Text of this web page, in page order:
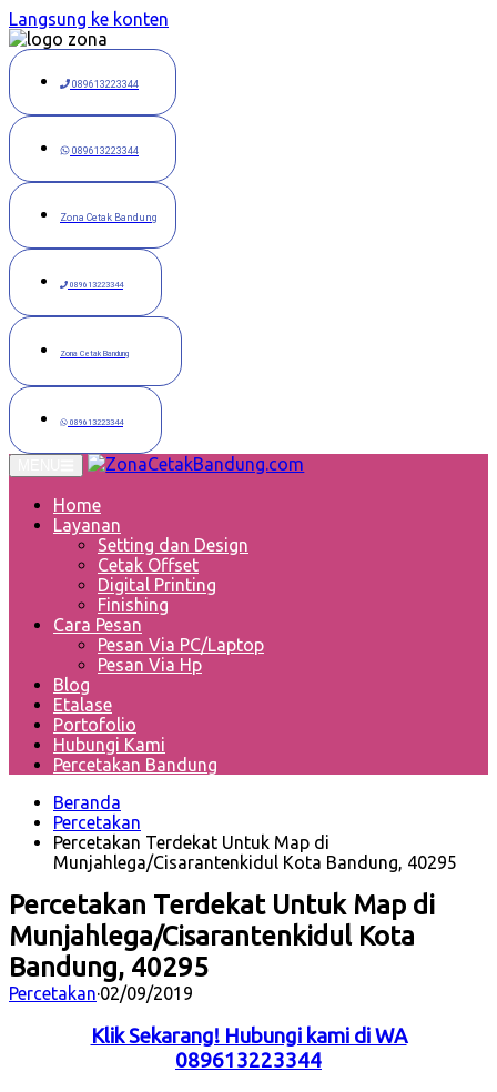
Langsung ke konten
089613223344
089613223344
Zona Cetak Bandung
089613223344
Zona Cetak Bandung
089613223344
Home
Layanan
Setting dan Design
Cetak Offset
Digital Printing
Finishing
Cara Pesan
Pesan Via PC/Laptop
Pesan Via Hp
Blog
Etalase
Portofolio
Hubungi Kami
Percetakan Bandung
Beranda
Percetakan
Percetakan Terdekat Untuk Map di
Munjahlega/Cisarantenkidul Kota Bandung, 40295
Percetakan Terdekat Untuk Map di
Munjahlega/Cisarantenkidul Kota
Bandung, 40295
Percetakan·02/09/2019
Klik Sekarang! Hubungi kami di WA
089613223344